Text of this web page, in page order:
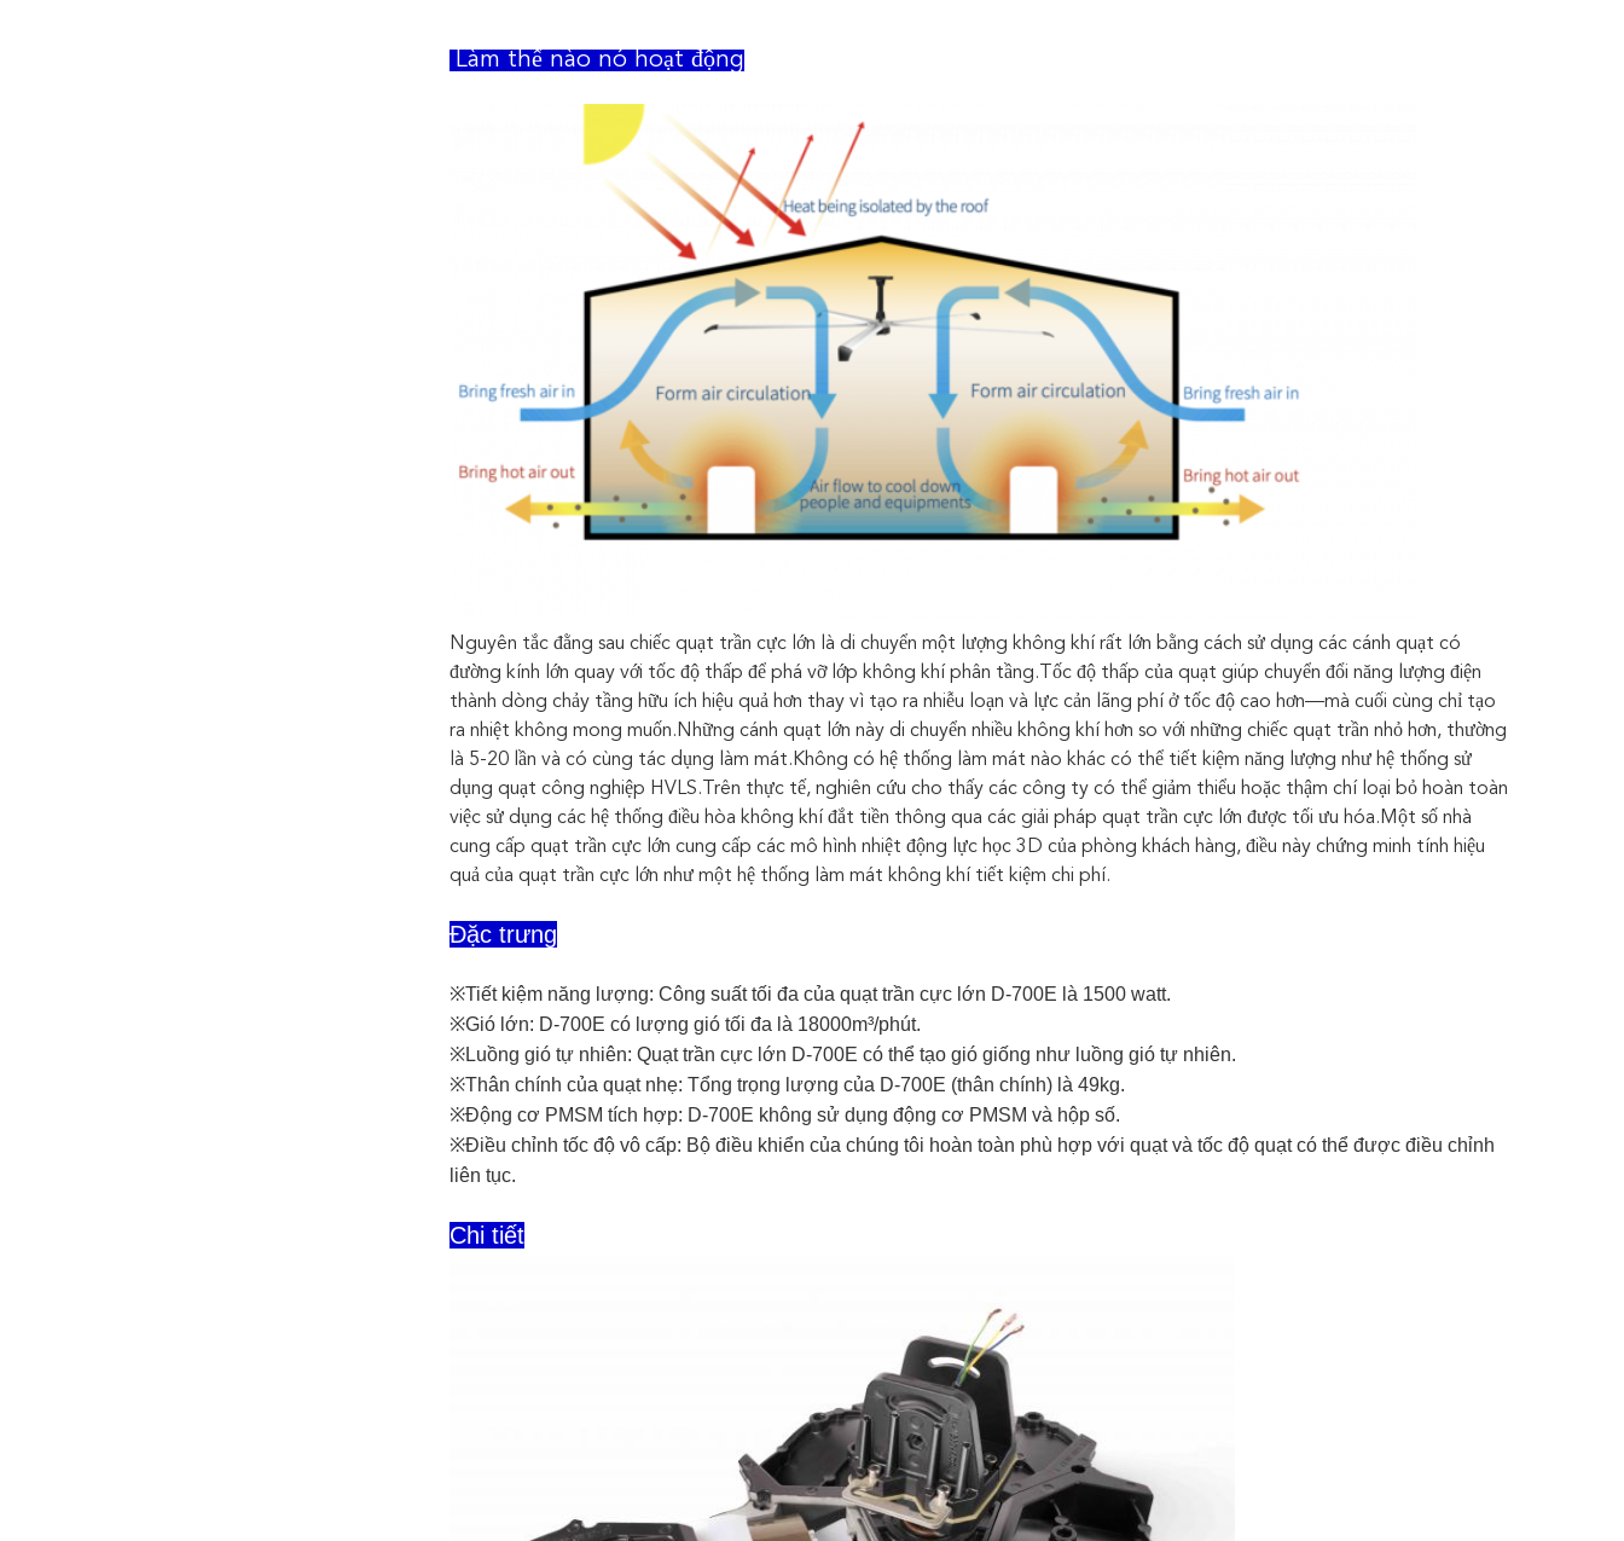
Làm thế nào nó hoạt động
Nguyên tắc đằng sau chiếc quạt trần cực lớn là di chuyển một lượng không khí rất lớn bằng cách sử dụng các cánh quạt có
đường kính lớn quay với tốc độ thấp để phá vỡ lớp không khí phân tầng.Tốc độ thấp của quạt giúp chuyển đổi năng lượng điện
thành dòng chảy tầng hữu ích hiệu quả hơn thay vì tạo ra nhiễu loạn và lực cản lãng phí ở tốc độ cao hơn—mà cuối cùng chỉ tạo
ra nhiệt không mong muốn.Những cánh quạt lớn này di chuyển nhiều không khí hơn so với những chiếc quạt trần nhỏ hơn, thường
là 5-20 lần và có cùng tác dụng làm mát.Không có hệ thống làm mát nào khác có thể tiết kiệm năng lượng như hệ thống sử
dụng quạt công nghiệp HVLS.Trên thực tế, nghiên cứu cho thấy các công ty có thể giảm thiểu hoặc thậm chí loại bỏ hoàn toàn
việc sử dụng các hệ thống điều hòa không khí đắt tiền thông qua các giải pháp quạt trần cực lớn được tối ưu hóa.Một số nhà
cung cấp quạt trần cực lớn cung cấp các mô hình nhiệt động lực học 3D của phòng khách hàng, điều này chứng minh tính hiệu
quả của quạt trần cực lớn như một hệ thống làm mát không khí tiết kiệm chi phí.
Đặc trưng
※Tiết kiệm năng lượng: Công suất tối đa của quạt trần cực lớn D-700E là 1500 watt.
※Gió lớn: D-700E có lượng gió tối đa là 18000m³/phút.
※Luồng gió tự nhiên: Quạt trần cực lớn D-700E có thể tạo gió giống như luồng gió tự nhiên.
※Thân chính của quạt nhẹ: Tổng trọng lượng của D-700E (thân chính) là 49kg.
※Động cơ PMSM tích hợp: D-700E không sử dụng động cơ PMSM và hộp số.
※Điều chỉnh tốc độ vô cấp: Bộ điều khiển của chúng tôi hoàn toàn phù hợp với quạt và tốc độ quạt có thể được điều chỉnh
liên tục.
Chi tiết